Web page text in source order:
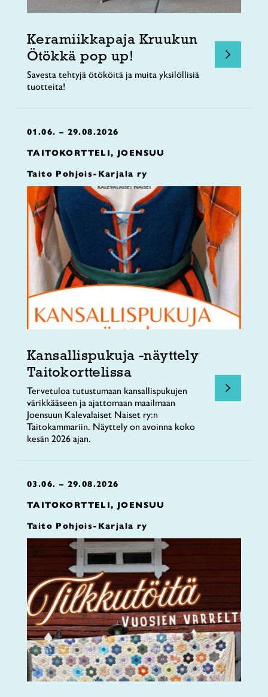
Keramiikkapaja Kruukun
Ötökkä pop up!
Savesta tehtyjä ötököitä ja muita yksilöllisiä
tuotteita!
01.06. – 29.08.2026
TAITOKORTTELI, JOENSUU
Taito Pohjois-Karjala ry
Kansallispukuja -näyttely
Taitokorttelissa
Tervetuloa tutustumaan kansallispukujen
värikkääseen ja ajattomaan maailmaan
Joensuun Kalevalaiset Naiset ry:n
Taitokammariin. Näyttely on avoinna koko
kesän 2026 ajan.
03.06. – 29.08.2026
TAITOKORTTELI, JOENSUU
Taito Pohjois-Karjala ry